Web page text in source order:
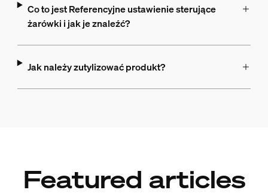
Co to jest Referencyjne ustawienie sterujące
żarówki i jak je znaleźć?
Jak należy zutylizować produkt?
Featured articles